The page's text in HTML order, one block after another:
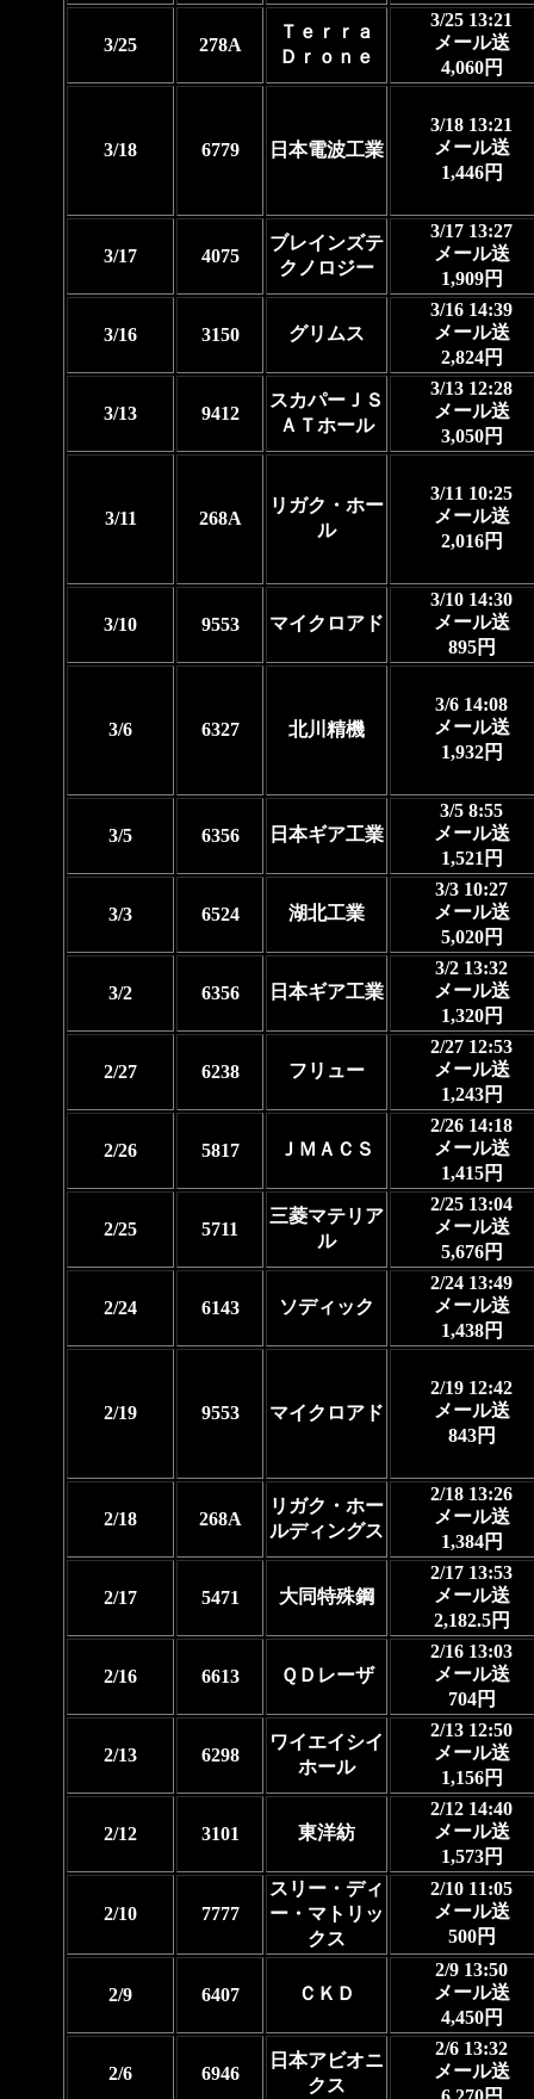
3/25 278A
Ｔｅｒｒａ
Ｄｒｏｎｅ
3/25 13:21
メール送
4,060円
3/18 6779 日本電波工業
3/18 13:21
メール送
1,446円
3/17 4075
ブレインズテ
クノロジー
3/17 13:27
メール送
1,909円
3/16 3150 グリムス
3/16 14:39
メール送
2,824円
3/13 9412
スカパーＪＳ
ＡＴホール
3/13 12:28
メール送
3,050円
3/11 268A
リガク・ホー
ル
3/11 10:25
メール送
2,016円
3/10 9553 マイクロアド
3/10 14:30
メール送
895円
3/6 6327 北川精機
3/6 14:08
メール送
1,932円
3/5 6356 日本ギア工業
3/5 8:55
メール送
1,521円
3/3 6524 湖北工業
3/3 10:27
メール送
5,020円
3/2 6356 日本ギア工業
3/2 13:32
メール送
1,320円
2/27 6238 フリュー
2/27 12:53
メール送
1,243円
2/26 5817 ＪＭＡＣＳ
2/26 14:18
メール送
1,415円
2/25 5711
三菱マテリア
ル
2/25 13:04
メール送
5,676円
2/24 6143 ソディック
2/24 13:49
メール送
1,438円
2/19 9553 マイクロアド
2/19 12:42
メール送
843円
2/18 268A
リガク・ホー
ルディングス
2/18 13:26
メール送
1,384円
2/17 5471 大同特殊鋼
2/17 13:53
メール送
2,182.5円
2/16 6613 ＱＤレーザ
2/16 13:03
メール送
704円
2/13 6298
ワイエイシイ
ホール
2/13 12:50
メール送
1,156円
2/12 3101 東洋紡
2/12 14:40
メール送
1,573円
2/10 7777
スリー・ディ
ー・マトリッ
クス
2/10 11:05
メール送
500円
2/9 6407 ＣＫＤ
2/9 13:50
メール送
4,450円
2/6 6946
日本アビオニ
クス
2/6 13:32
メール送